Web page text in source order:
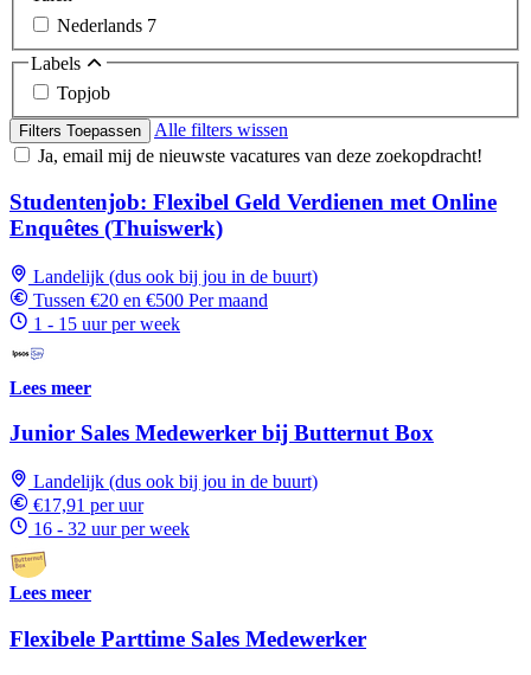
Nederlands 7
Labels
Topjob
Filters Toepassen
Alle filters wissen
Ja, email mij de nieuwste vacatures van deze zoekopdracht!
Studentenjob: Flexibel Geld Verdienen met Online
Enquêtes (Thuiswerk)
Landelijk (dus ook bij jou in de buurt)
Tussen €20 en €500 Per maand
1 - 15 uur per week
Lees meer
Junior Sales Medewerker bij Butternut Box
Landelijk (dus ook bij jou in de buurt)
€17,91 per uur
16 - 32 uur per week
Lees meer
Flexibele Parttime Sales Medewerker